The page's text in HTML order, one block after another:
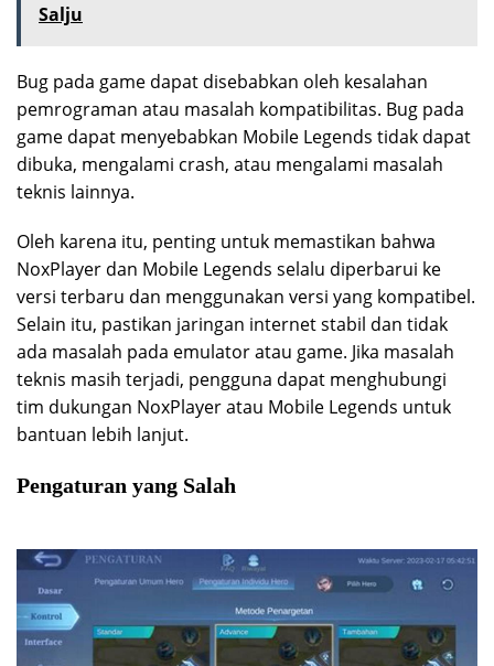
Salju
Bug pada game dapat disebabkan oleh kesalahan
pemrograman atau masalah kompatibilitas. Bug pada
game dapat menyebabkan Mobile Legends tidak dapat
dibuka, mengalami crash, atau mengalami masalah
teknis lainnya.
Oleh karena itu, penting untuk memastikan bahwa
NoxPlayer dan Mobile Legends selalu diperbarui ke
versi terbaru dan menggunakan versi yang kompatibel.
Selain itu, pastikan jaringan internet stabil dan tidak
ada masalah pada emulator atau game. Jika masalah
teknis masih terjadi, pengguna dapat menghubungi
tim dukungan NoxPlayer atau Mobile Legends untuk
bantuan lebih lanjut.
Pengaturan yang Salah